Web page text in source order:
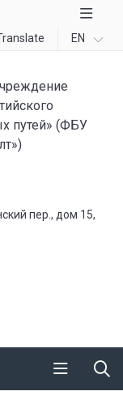
EN
путей» (ФБУ
пер., дом 15,